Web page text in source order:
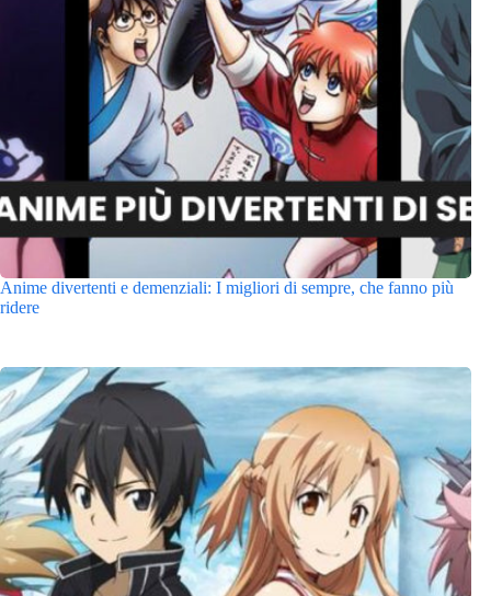
Anime divertenti e demenziali: I migliori di sempre, che fanno più
ridere